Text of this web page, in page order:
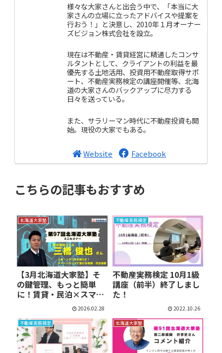
様々な大家さんと出会う中で、「本当に大
家さんの立場に立ったアドバイスや提案を
行おう！」と決意し、2010年１月オーナー
ズビジョン株式会社を設立。
現在は不動産・賃貸経営に精通したコンサ
ルタントとして、クライアントの利益を最
優先する土地活用、投資用不動産取得サポ
ート、不動産実務検定の講座開催等、北海
道の大家さんのバックアップに尽力する
日々を送っている。
また、サラリーマン時代に不動産投資も開
始。現役の大家でもある。
Website Facebook
こちらの記事もおすすめ
北海道大家塾
【3月北海道大家塾】そ
の鍵管理、もっと簡単
に！賃貸・民泊×スマー
2026.02.28
不動産実務検定
不動産実務検定 10月1級
講座（前半）終了しまし
た！
2022.10.26
不動産実務検定 北海道大家塾